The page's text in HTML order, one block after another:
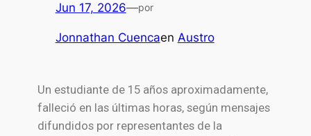
Jun 17, 2026—por
Jonnathan Cuencaen Austro
Un estudiante de 15 años aproximadamente,
falleció en las últimas horas, según mensajes
difundidos por representantes de la